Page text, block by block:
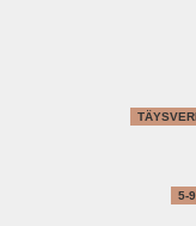
5-9